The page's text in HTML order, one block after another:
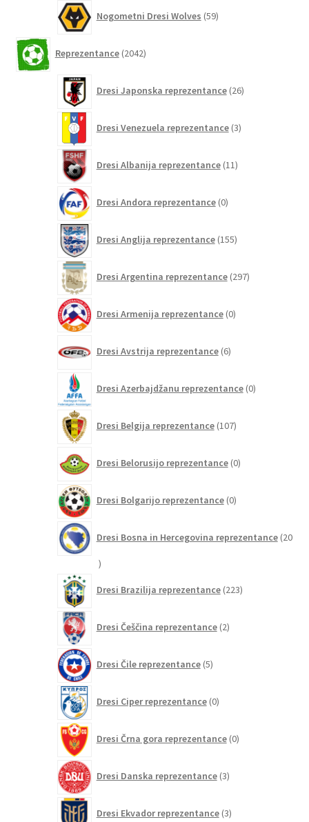
Nogometni Dresi Wolves 59izdelkov
Reprezentance 2042izdelkov
Dresi Japonska reprezentance 26izdelkov
Dresi Venezuela reprezentance 3izdelki
Dresi Albanija reprezentance 11izdelkov
Dresi Andora reprezentance 0izdelkov
Dresi Anglija reprezentance 155izdelkov
Dresi Argentina reprezentance 297izdelkov
Dresi Armenija reprezentance 0izdelkov
Dresi Avstrija reprezentance 6izdelkov
Dresi Azerbajdžanu reprezentance 0izdelkov
Dresi Belgija reprezentance 107izdelkov
Dresi Belorusijo reprezentance 0izdelkov
Dresi Bolgarijo reprezentance 0izdelkov
Dresi Bosna in Hercegovina reprezentance 20
20
Dresi Brazilija reprezentance 223izdelkov
Dresi Češčina reprezentance 2izdelka
Dresi Čile reprezentance 5izdelkov
Dresi Ciper reprezentance 0izdelkov
Dresi Črna gora reprezentance 0izdelkov
Dresi Danska reprezentance 3izdelki
Dresi Ekvador reprezentance 3izdelki